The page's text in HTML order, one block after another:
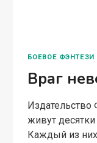
БОЕВОЕ ФЭНТЕЗИ
Враг
живут
Каждый из